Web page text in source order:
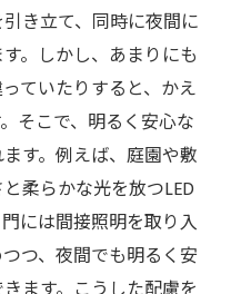
き立て、同時に夜間に
。しかし、あまりにも
ていたりすると、かえ
そこで、明るく安心な
す。例えば、庭園や敷
柔らかな光を放つLED
には間接照明を取り入
つ、夜間でも明るく安